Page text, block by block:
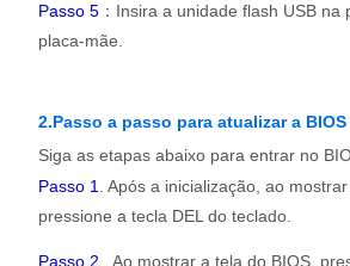
Passo 5 ：Insira a unidade flash USB na
placa-mãe.
2.Passo a passo para atualizar a BIOS
Siga as etapas abaixo para entrar no
Passo 1
. Após a inicialização, ao
pressione a tecla DEL do teclado.
Passo 2 . Ao mostrar a tela do BIOS,